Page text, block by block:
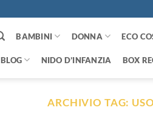
BAMBINI DONNA ECO
BLOG NIDO D’INFANZIA BOX
ARCHIVIO TAG: